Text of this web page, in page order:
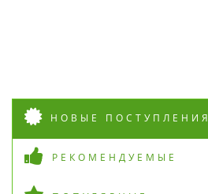
НОВЫЕ ПОСТУПЛЕНИЯ
РЕКОМЕНДУЕМЫЕ